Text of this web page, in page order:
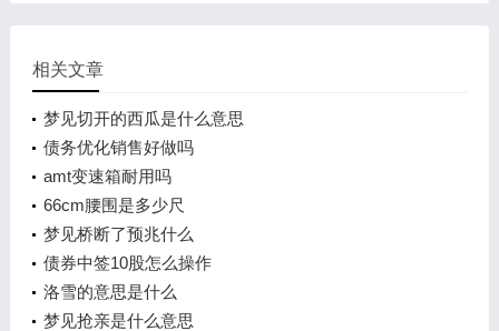
相关文章
梦见切开的西瓜是什么意思
债务优化销售好做吗
amt变速箱耐用吗
66cm腰围是多少尺
梦见桥断了预兆什么
债券中签10股怎么操作
洛雪的意思是什么
梦见抢亲是什么意思